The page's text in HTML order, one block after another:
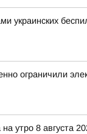
украинских
ограничили
утро 8 августа